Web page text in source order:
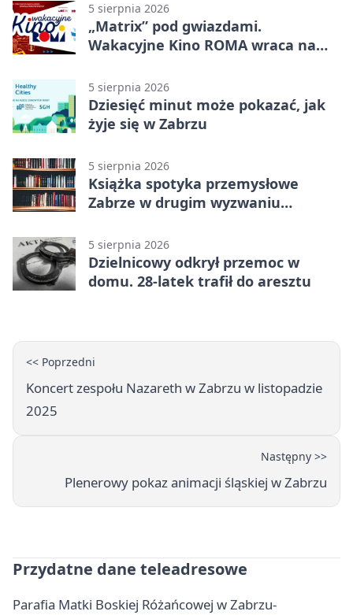
5 sierpnia 2026
„Matrix” pod gwiazdami.
Wakacyjne Kino ROMA wraca na
5 sierpnia 2026
Dziesięć minut może pokazać, jak
żyje się w Zabrzu
5 sierpnia 2026
Książka spotyka przemysłowe
Zabrze w drugim wyzwaniu
5 sierpnia 2026
Dzielnicowy odkrył przemoc w
domu. 28-latek trafił do aresztu
<< Poprzedni
Koncert zespołu Nazareth w Zabrzu w listopadzie
2025
Następny >>
Plenerowy pokaz animacji śląskiej w Zabrzu
Przydatne dane teleadresowe
Parafia Matki Boskiej Różańcowej w Zabrzu-